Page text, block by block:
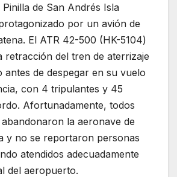
Pinilla de San Andrés Isla
por un avión de
El ATR 42-500 (HK-5104)
retracción del tren de aterrizaje
antes de despegar en su vuelo
con 4 tripulantes y 45
Afortunadamente, todos
la aeronave de
y no se reportaron personas
atendidos adecuadamente
del aeropuerto.